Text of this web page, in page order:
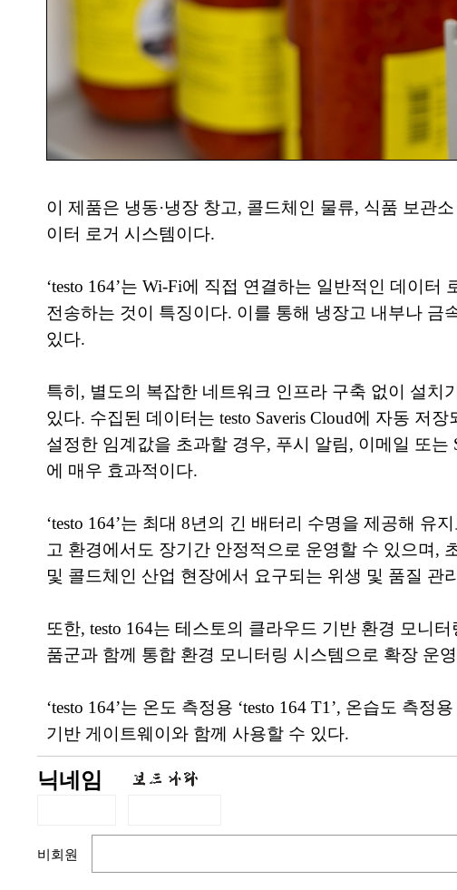
이 제품은 냉동·냉장 창고, 콜드체인 물류, 식품 보관
이터 로거 시스템이다.
‘testo 164’는 Wi-Fi에 직접 연결하는 일반적인 데이
전송하는 것이 특징이다. 이를 통해 냉장고 내부나
있다.
특히, 별도의 복잡한 네트워크 인프라 구축 없이 설
있다. 수집된 데이터는 testo Saveris Cloud에 자동 저
설정한 임계값을 초과할 경우, 푸시 알림, 이메일 또
에 매우 효과적이다.
‘testo 164’는 최대 8년의 긴 배터리 수명을 제공해
고 환경에서도 장기간 안정적으로 운영할 수 있으며,
및 콜드체인 산업 현장에서 요구되는 위생 및 품질 관
또한, testo 164는 테스토의 클라우드 기반 환경 모니터
품군과 함께 통합 환경 모니터링 시스템으로 확장 운
‘testo 164’는 온도 측정용 ‘testo 164 T1’, 온습도 측정
기반 게이트웨이와 함께 사용할 수 있다.
닉네임
비회원